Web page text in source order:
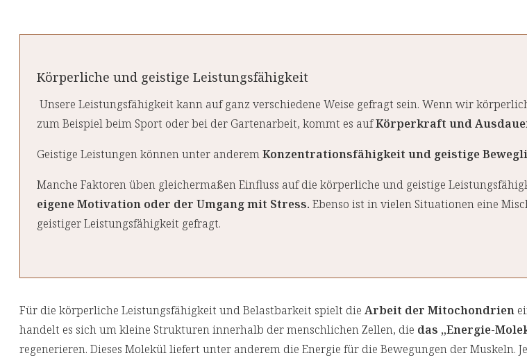
Körperliche und geistige Leistungsfähigkeit
Unsere Leistungsfähigkeit kann auf ganz verschiedene Weise gefragt sein. Wenn wir
zum Beispiel beim Sport oder bei der Gartenarbeit, kommt es aufKörperkraft und
Geistige Leistungen können unter anderemKonzentrationsfähigkeit und geistige
Manche Faktoren üben gleichermaßen Einfluss auf die körperliche und geistige
eigene Motivation oder der Umgang mit Stress. Ebenso ist in vielen Situationen eine
geistiger Leistungsfähigkeit gefragt.
Für die körperliche Leistungsfähigkeit und Belastbarkeit spielt die Arbeit der Mitochondrien
handelt es sich um kleine Strukturen innerhalb der menschlichen Zellen, die das „Energie-
regenerieren. Dieses Molekül liefert unter anderem die Energie für die Bewegungen der Muskeln.